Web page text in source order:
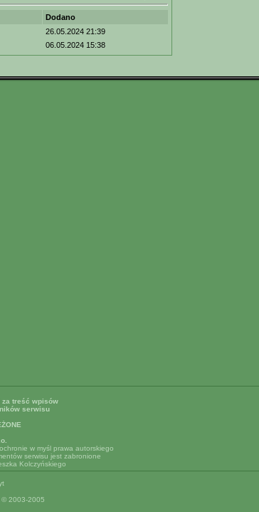
Dodano
26.05.2024 21:39
06.05.2024 15:38
treść wpisów
serwisu
w myśl prawa autorskiego
serwisu jest zabronione
Kolczyńskiego
2003-2005